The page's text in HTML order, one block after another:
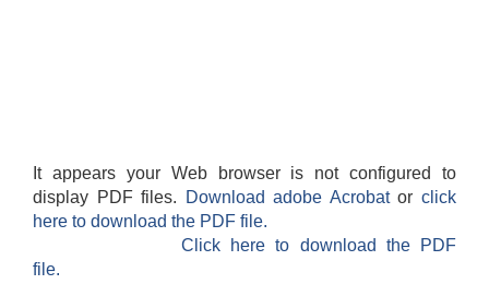
It appears your Web browser is not configured to
display PDF files.
Download adobe Acrobatorclick
here to download the PDF file.
Click here to download the PDF
file.